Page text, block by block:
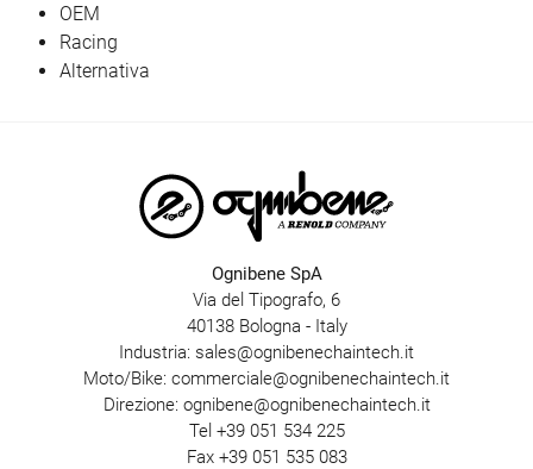
OEM
Racing
Alternativa
Ognibene SpA
Via del Tipografo, 6
40138 Bologna - Italy
Industria: sales@ognibenechaintech.it
Moto/Bike: commerciale@ognibenechaintech.it
Direzione: ognibene@ognibenechaintech.it
Tel +39 051 534 225
Fax +39 051 535 083